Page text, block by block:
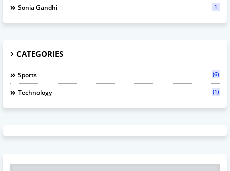
Sonia Gandhi 1
CATEGORIES
Sports (6)
Technology (1)